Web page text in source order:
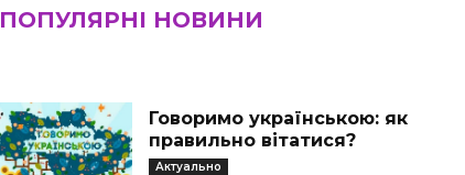
ПОПУЛЯРНІ НОВИНИ
Говоримо українською: як
правильно вітатися?
Актуально